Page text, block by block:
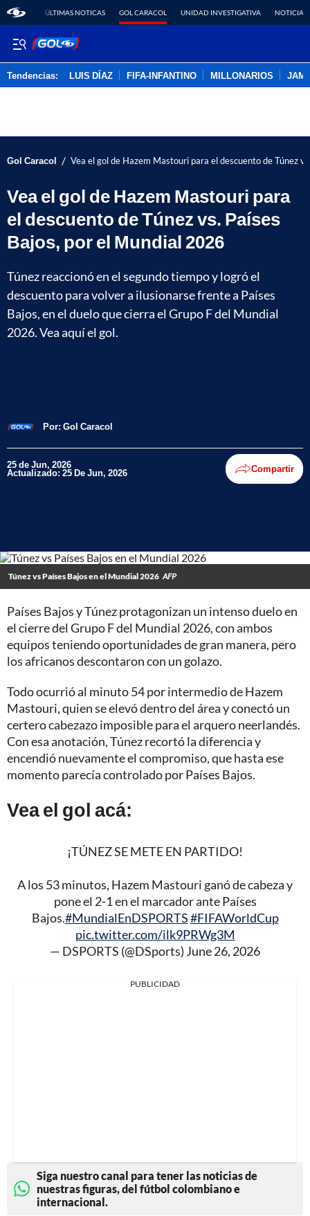
ÚLTIMAS NOTICAS GOL CARACOL UNIDAD INVESTIGATIVA NOTICIAS
Tendencias: LUIS DÍAZ FIFA-INFANTINO MILLONARIOS
Gol Caracol / Vea el gol de Hazem Mastouri para el descuento de Túnez
Vea el gol de Hazem Mastouri para
el descuento de Túnez vs. Países
Bajos, por el Mundial 2026
Túnez reaccionó en el segundo tiempo y logró el
descuento para volver a ilusionarse frente a Países
Bajos, en el duelo que cierra el Grupo F del Mundial
2026. Vea aquí el gol.
Por: Gol Caracol
25 de Jun, 2026
Actualizado: 25 De Jun, 2026 Compartir
Túnez vs Países Bajos en el Mundial 2026 AFP
Países Bajos y Túnez protagonizan un intenso duelo en
el cierre del Grupo F del Mundial 2026, con ambos
equipos teniendo oportunidades de gran manera, pero
los africanos descontaron con un golazo.
Todo ocurrió al minuto 54 por intermedio de Hazem
Mastouri, quien se elevó dentro del área y conectó un
certero cabezazo imposible para el arquero neerlandés.
Con esa anotación, Túnez recortó la diferencia y
encendió nuevamente el compromiso, que hasta ese
momento parecía controlado por Países Bajos.
Vea el gol acá:
¡TÚNEZ SE METE EN PARTIDO!
A los 53 minutos, Hazem Mastouri ganó de cabeza y
pone el 2-1 en el marcador ante Países
Bajos.#MundialEnDSPORTS#FIFAWorldCup
pic.twitter.com/ilk9PRWg3M
— DSPORTS (@DSports) June 26, 2026
PUBLICIDAD
Siga nuestro canal para tener las noticias de
nuestras figuras, del fútbol colombiano e
internacional.